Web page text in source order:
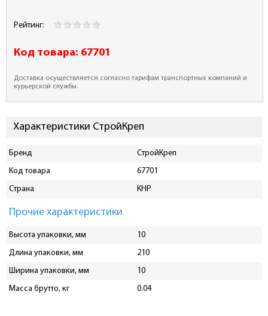
Рейтинг:
Код товара: 67701
Доставка осуществляется согласно тарифам транспортных компаний и
курьерской службы.
Характеристики СтройКреп
Бренд
СтройКреп
Код товара
67701
Страна
КНР
Прочие характеристики
Высота упаковки, мм
10
Длина упаковки, мм
210
Ширина упаковки, мм
10
Масса брутто, кг
0.04